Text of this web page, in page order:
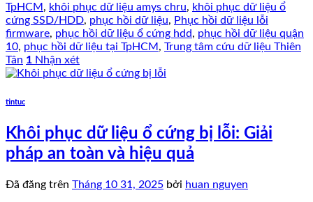
TpHCM , khôi phục dữ liệu amys chru, khôi phục dữ liệu ổ
cứng SSD/HDD, phục hồi dữ liệu, Phục hồi dữ liệu lỗi
firmware, phục hồi dữ liệu ổ cứng hdd, phục hồi dữ liệu quận
10, phục hồi dữ liệu tại TpHCM , Trung tâm cứu dữ liệu Thiên
Tân 1 Nhận xét
tintuc
Khôi phục dữ liệu ổ cứng bị lỗi: Giải
pháp an toàn và hiệu quả
Đã đăng trên Tháng 10 31, 2025 bởi huan nguyen